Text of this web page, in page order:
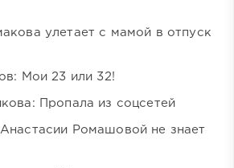
улетает с мамой в отпуск
Мои 23 или 32!
Пропала из соцсетей
Ромашовой не знает